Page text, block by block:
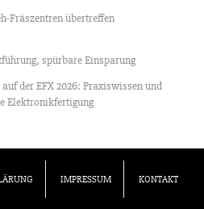
Fräszentren übertreffen
spürbare Einsparung
der EFX 2026: Praxiswissen und
Elektronikfertigung
IMPRESSUM KONTAKT